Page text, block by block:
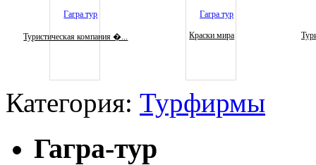
Туристическая компания �... Краски мира
Категория: Турфирмы
Гагра-тур